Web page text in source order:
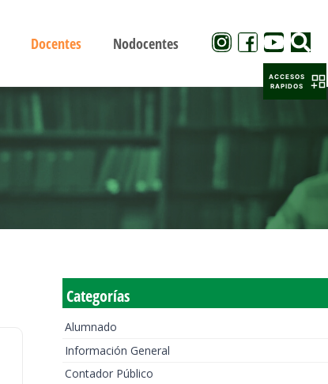
Docentes Nodocentes
Categorías
Alumnado
Información General
Contador Público
ACCESOS
RAPIDOS